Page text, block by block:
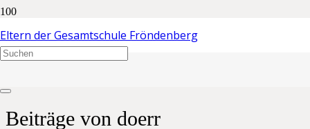
Eltern der Gesamtschule Fröndenberg
Beiträge von doerr
Beiträge von doerr